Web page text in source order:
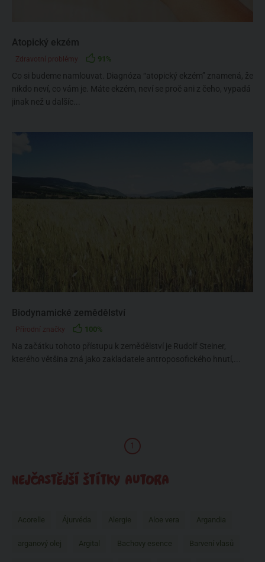
Atopický ekzém
Zdravotní problémy 91%
Co si budeme namlouvat. Diagnóza “atopický ekzém” znamená, že
nikdo neví, co vám je. Máte ekzém, neví se proč ani z čeho, vypadá
jinak než u dalšíc...
Biodynamické zemědělství
Přírodní značky 100%
Na začátku tohoto přístupu k zemědělství je Rudolf Steiner,
kterého většina zná jako zakladatele antroposofického hnutí,...
1
NEJČASTĚJŠÍ ŠTÍTKY AUTORA
Acorelle Ájurvéda Alergie Aloe vera Argandia
arganový olej Argital Bachovy esence Barvení vlasů